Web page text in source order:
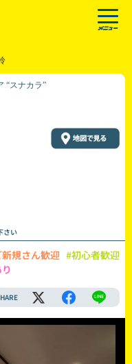
“スナカラ”
さい
規さん歓迎 #初心者歓迎